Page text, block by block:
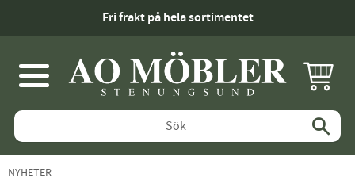
Fri frakt på hela sortimentet
Meny
NYHETER